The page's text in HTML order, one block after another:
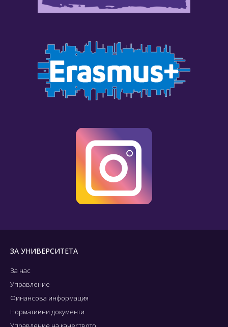
ЗА УНИВЕРСИТЕТА
За нас
Управление
Финансова информация
Нормативни документи